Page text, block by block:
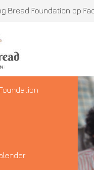
Bread Foundation op